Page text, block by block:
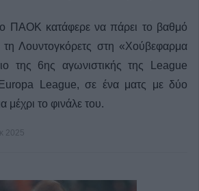
ΠΑΟΚ κατάφερε να πάρει το βαθμό
Λουντογκόρετς στη «Χούβεφαρμα
της 6ης αγωνιστικής της League
League, σε ένα ματς με δύο
μέχρι το φινάλε του.
2025